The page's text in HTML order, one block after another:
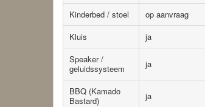
Kinderbed / stoel
op aanvraag
Kluis
ja
Speaker /
geluidssysteem
ja
BBQ (Kamado
Bastard)
ja